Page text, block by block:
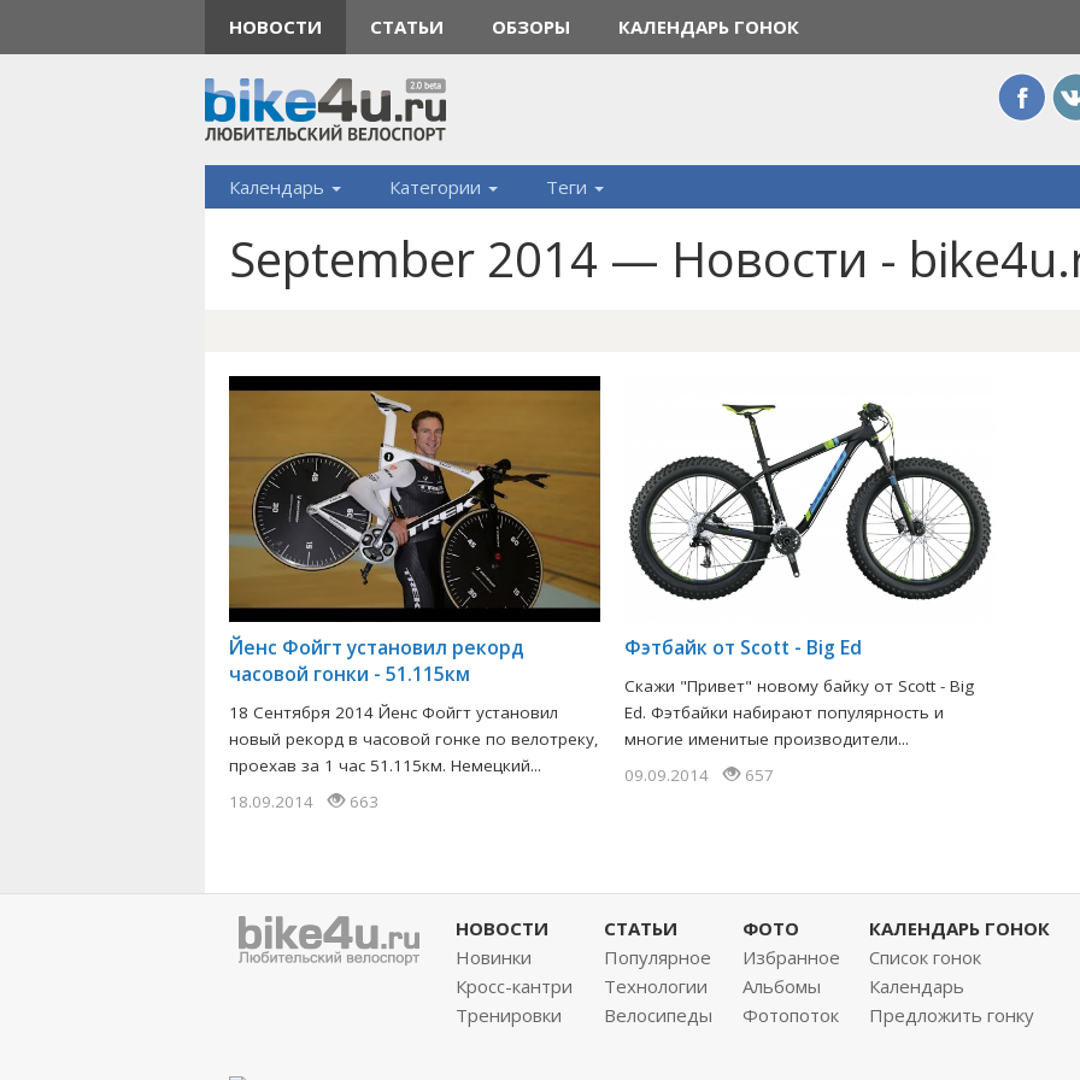
НОВОСТИ СТАТЬИ ОБЗОРЫ КАЛЕНДАРЬ ГОНОК
Календарь Категории Теги
September 2014 — Новости -
Йенс Фойгт установил рекорд
часовой гонки - 51.115км
18 Сентября 2014 Йенс Фойгт установил
новый рекорд в часовой гонке по велотреку,
проехав за 1 час 51.115км. Немецкий...
18.09.2014
663
Фэтбайк от Scott - Big Ed
Скажи "Привет" новому байку от Scott - Big
Ed. Фэтбайки набирают популярность и
многие именитые производители...
09.09.2014
657
НОВОСТИ
Новинки
Кросс-кантри
Тренировки
СТАТЬИ
Популярное
Технологии
Велосипеды
ФОТО
Избранное
Альбомы
Фотопоток
КАЛЕНДАРЬ ГОНОК
Список гонок
Календарь
Предложить гонку